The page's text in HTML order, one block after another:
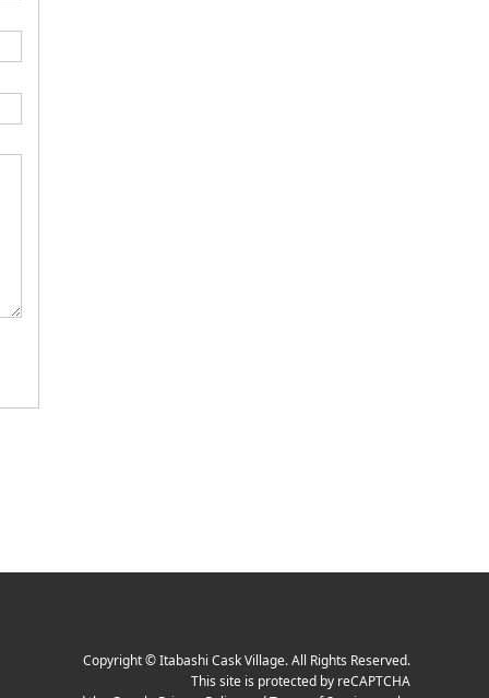
Copyright©Itabashi Cask Village. All Rights Reserved.
This site is protected by reCAPTCHA